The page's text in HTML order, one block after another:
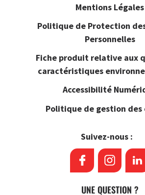
Mentions Légales
Politique de Protection
Personnelles
Fiche produit relative aux
caractéristiques
Accessibilité
Politique de gestion des
Suivez-nous :
UNE QUESTION ?